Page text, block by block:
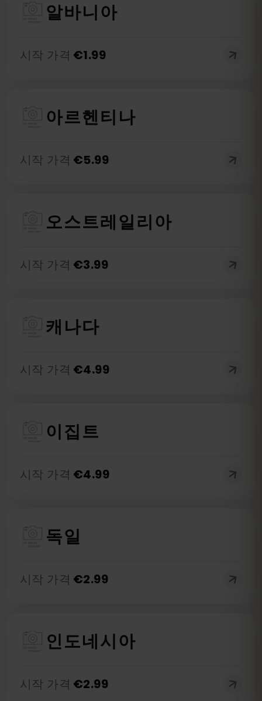
알바니아
시작 가격 €1.99
아르헨티나
시작 가격 €5.99
오스트레일리아
시작 가격 €3.99
캐나다
시작 가격 €4.99
이집트
시작 가격 €4.99
독일
시작 가격 €2.99
인도네시아
시작 가격 €2.99